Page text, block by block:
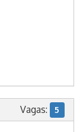
Vagas: 5